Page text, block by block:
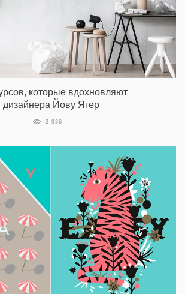
которые вдохновляют
дизайнера Йову Ягер
2 936